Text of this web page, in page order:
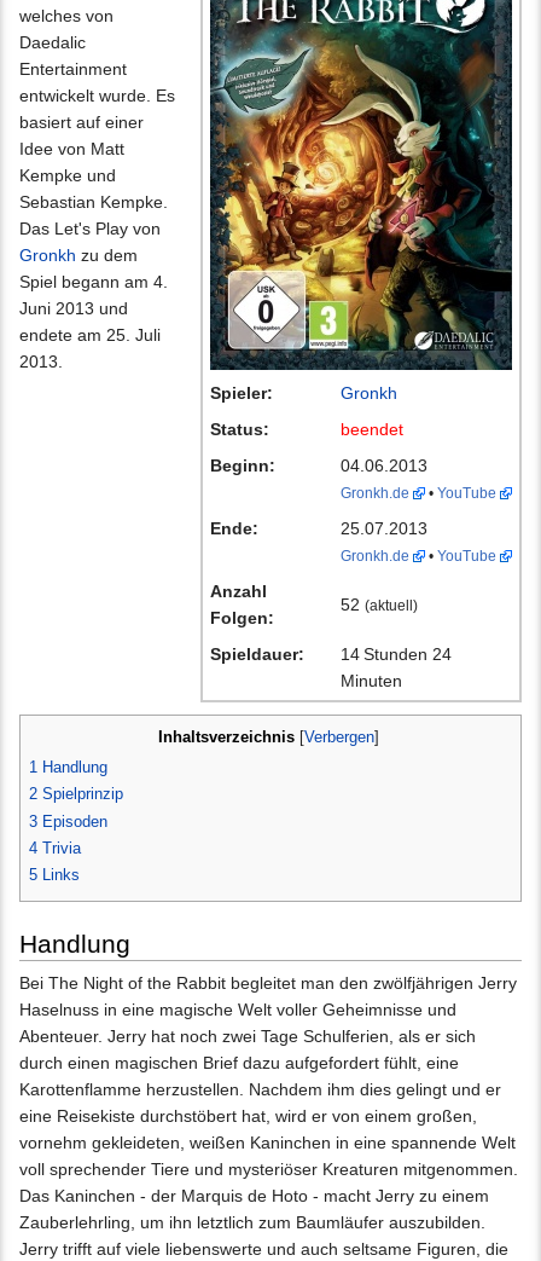
Spieler:
Gronkh
Status:
beendet
Beginn:
04.06.2013
Gronkh.de • YouTube
Ende: 25.07.2013
Gronkh.de • YouTube
Anzahl
Folgen:
52 (aktuell)
Spieldauer:
14 Stunden 24
Minuten
welches von
Daedalic
Entertainment
entwickelt wurde. Es
basiert auf einer
Idee von Matt
Kempke und
Sebastian Kempke.
Das Let's Play von
Gronkh zu dem
Spiel begann am 4.
Juni 2013 und
endete am 25. Juli
2013.
Inhaltsverzeichnis[ Verbergen]
1 Handlung
2 Spielprinzip
3 Episoden
4 Trivia
5 Links
Handlung
Bei The Night of the Rabbit begleitet man den zwölfjährigen Jerry
Haselnuss in eine magische Welt voller Geheimnisse und
Abenteuer. Jerry hat noch zwei Tage Schulferien, als er sich
durch einen magischen Brief dazu aufgefordert fühlt, eine
Karottenflamme herzustellen. Nachdem ihm dies gelingt und er
eine Reisekiste durchstöbert hat, wird er von einem großen,
vornehm gekleideten, weißen Kaninchen in eine spannende Welt
voll sprechender Tiere und mysteriöser Kreaturen mitgenommen.
Das Kaninchen - der Marquis de Hoto - macht Jerry zu einem
Zauberlehrling, um ihn letztlich zum Baumläufer auszubilden.
Jerry trifft auf viele liebenswerte und auch seltsame Figuren, die